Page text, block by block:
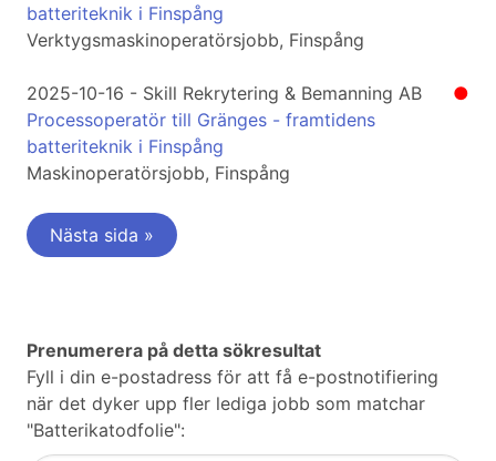
batteriteknik i Finspång
Verktygsmaskinoperatörsjobb, Finspång
●
2025-10-16 - Skill Rekrytering & Bemanning AB
Processoperatör till Gränges - framtidens
batteriteknik i Finspång
Maskinoperatörsjobb, Finspång
Nästa sida »
Prenumerera på detta sökresultat
Fyll i din e-postadress för att få e-postnotifiering
när det dyker upp fler lediga jobb som matchar
"Batterikatodfolie":